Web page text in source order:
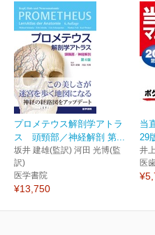
プロメテウス解剖学アトラ
ス 頭頸部／神経解剖 第...
坂井 建雄(監訳) 河田 光博(監
訳)
医学書院
¥13,750
当
29
井
医